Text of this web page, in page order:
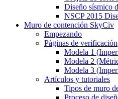
Diseño sísmico
NSCP 2015
Muro de contención SkyCiv
Empezando
Páginas de verificación
Modela 1
Modela 2
Modela 3
Artículos y tutoriales
Tipos de muro